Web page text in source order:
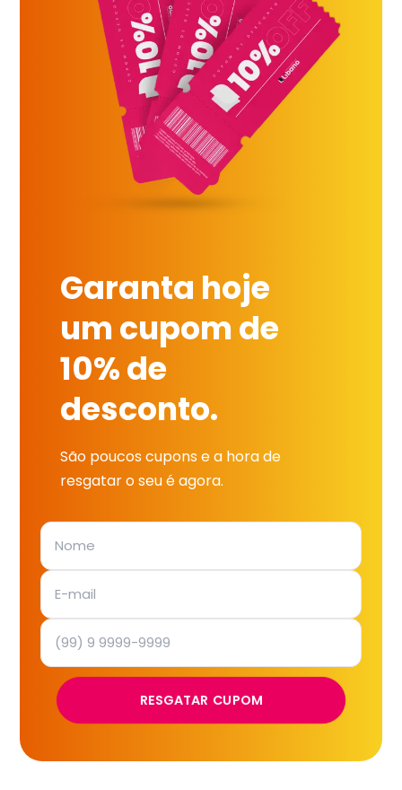
Garanta hoje
um cupom de
10% de
desconto.
São poucos cupons e a hora de
resgatar o seu é agora.
RESGATAR CUPOM